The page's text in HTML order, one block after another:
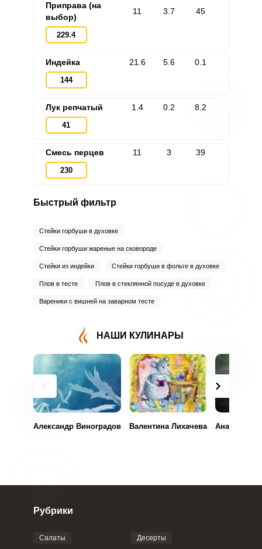
Приправа (на
выбор)
229.4
11 3.7 45
Индейка
144
21.6 5.6 0.1
Лук репчатый
41
1.4 0.2 8.2
Смесь перцев
230
11 3 39
Быстрый фильтр
Стейки горбуши в духовке
Стейки горбуши жареные на сковороде
Стейки из индейки Стейки горбуши в фольге в духовке
Плов в тесте Плов в стеклянной посуде в духовке
Вареники с вишней на заварном тесте
НАШИ КУЛИНАРЫ
Александр Виноградов Валентина Лихачева Анастасия
Рубрики
Салаты Десерты